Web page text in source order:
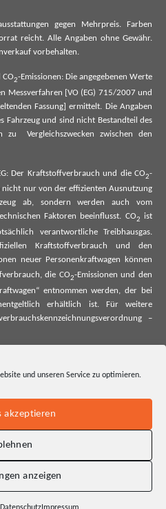
und unseren Service zu optimieren.
akzeptieren
anzeigen
gegen Mehrpreis. Farben
reicht. Alle Angaben ohne Gewähr.
vorbehalten.
2-Emissionen: Die angegebenen Werte
Messverfahren [VO (EG) 715/2007 und
Fassung] ermittelt. Die Angaben
Fahrzeug und sind nicht Bestandteil des
zu Vergleichszwecken zwischen den
Der Kraftstoffverbrauch und die CO2-
nicht nur von der effizienten Ausnutzung
ab, sondern werden auch vom
Faktoren beeinflusst. CO2
ist
verantwortliche Treibhausgas.
Kraftstoffverbrauch und den
neuer Personenkraftwagen können
die CO2-Emissionen und den
entnommen werden, der bei
erhältlich ist. Für weitere
–
und ggf. zum Stromverbrauch neuer
und den offiziellen Stromverbrauch
ist an allen Verkaufsstellen und bei
GmbH unentgeltlich erhältlich, sowie